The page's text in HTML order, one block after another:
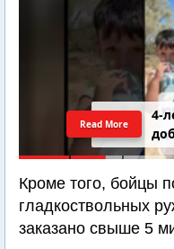
4-
Read More
Кроме того, бойцы
гладкоствольных
заказано свыше 5